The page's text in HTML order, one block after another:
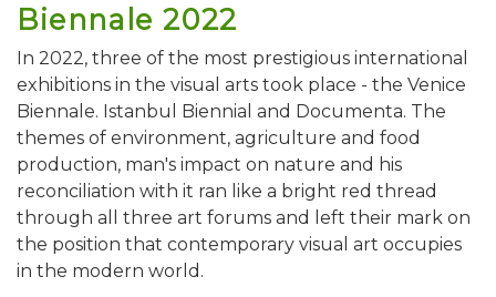
Biennale 2022
In 2022, three of the most prestigious international
exhibitions in the visual arts took place - the Venice
Biennale. Istanbul Biennial and Documenta. The
themes of environment, agriculture and food
production, man's impact on nature and his
reconciliation with it ran like a bright red thread
through all three art forums and left their mark on
the position that contemporary visual art occupies
in the modern world.